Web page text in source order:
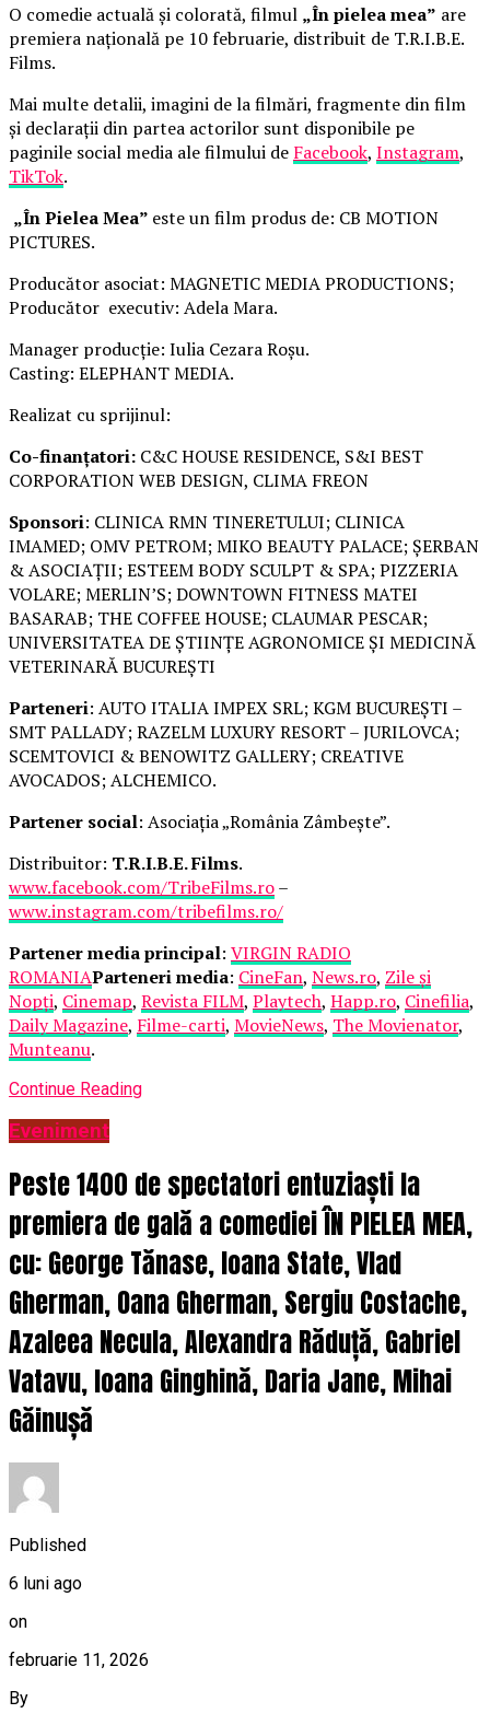
O comedie actuală și colorată, filmul „În pielea mea” are
premiera națională pe 10 februarie, distribuit de T.R.I.B.E.
Films.
Mai multe detalii, imagini de la filmări, fragmente din film
și declarații din partea actorilor sunt disponibile pe
paginile social media ale filmului de Facebook, Instagram,
TikTok.
„În Pielea Mea” este un film produs de: CB MOTION
PICTURES.
Producător asociat: MAGNETIC MEDIA PRODUCTIONS;
Producător executiv: Adela Mara.
Manager producție: Iulia Cezara Roșu.
Casting: ELEPHANT MEDIA.
Realizat cu sprijinul:
Co-finanțatori: C&C HOUSE RESIDENCE, S&I BEST
CORPORATION WEB DESIGN, CLIMA FREON
Sponsori: CLINICA RMN TINERETULUI; CLINICA
IMAMED; OMV PETROM; MIKO BEAUTY PALACE; ȘERBAN
& ASOCIAȚII; ESTEEM BODY SCULPT & SPA; PIZZERIA
VOLARE; MERLIN’S; DOWNTOWN FITNESS MATEI
BASARAB; THE COFFEE HOUSE; CLAUMAR PESCAR;
UNIVERSITATEA DE ȘTIINȚE AGRONOMICE ȘI MEDICINĂ
VETERINARĂ BUCUREȘTI
Parteneri: AUTO ITALIA IMPEX SRL; KGM BUCUREȘTI –
SMT PALLADY; RAZELM LUXURY RESORT – JURILOVCA;
SCEMTOVICI & BENOWITZ GALLERY; CREATIVE
AVOCADOS; ALCHEMICO.
Partener social: Asociația „România Zâmbește”.
Distribuitor: T.R.I.B.E. Films.
www.facebook.com/TribeFilms.ro–
www.instagram.com/tribefilms.ro/
Partener media principal: VIRGIN RADIO
ROMANIAParteneri media: CineFan, News.ro, Zile și
Nopți, Cinemap, Revista FILM, Playtech, Happ.ro, Cinefilia,
Daily Magazine, Filme-carti, MovieNews, The Movienator,
Munteanu.
Continue Reading
Eveniment
Peste 1400 de spectatori entuziaști la
premiera de gală a comediei ÎN PIELEA MEA,
cu: George Tănase, Ioana State, Vlad
Gherman, Oana Gherman, Sergiu Costache,
Azaleea Necula, Alexandra Răduță, Gabriel
Vatavu, Ioana Ginghină, Daria Jane, Mihai
Găinușă
Published
6 luni ago
on
februarie 11, 2026
By